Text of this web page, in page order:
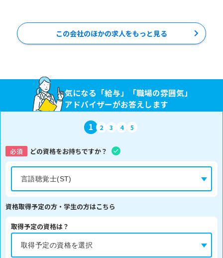
この会社のほかの求人をもっと見る
気になる「給与」「職場の雰囲気」
アドバイザーがお答えします
1 2 3 4 5
必須 どの資格をお持ちですか？
資格取得予定の方・学生の方はこちら
取得予定の資格は？